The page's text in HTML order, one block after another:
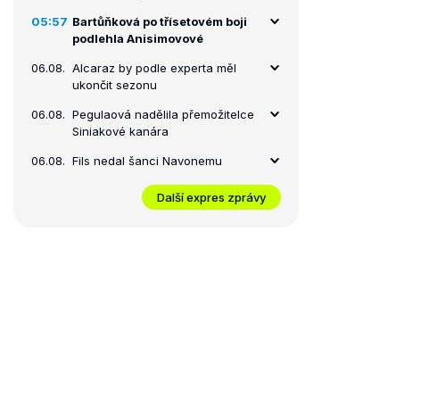
05:57 Bartůňková po třísetovém boji
podlehla Anisimovové
06.08. Alcaraz by podle experta měl
ukončit sezonu
06.08. Pegulaová nadělila přemožitelce
Siniakové kanára
06.08. Fils nedal šanci Navonemu
Další expres zprávy